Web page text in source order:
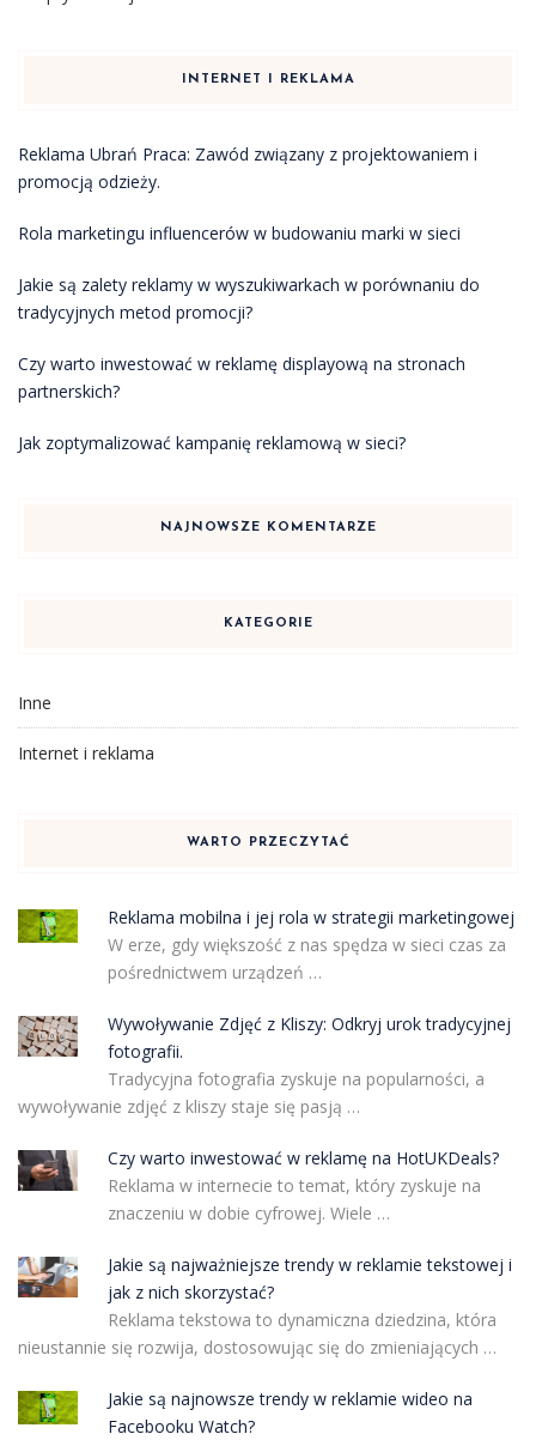
INTERNET I REKLAMA
Reklama Ubrań Praca: Zawód związany z projektowaniem i
promocją odzieży.
Rola marketingu influencerów w budowaniu marki w sieci
Jakie są zalety reklamy w wyszukiwarkach w porównaniu do
tradycyjnych metod promocji?
Czy warto inwestować w reklamę displayową na stronach
partnerskich?
Jak zoptymalizować kampanię reklamową w sieci?
NAJNOWSZE KOMENTARZE
KATEGORIE
Inne
Internet i reklama
WARTO PRZECZYTAĆ
Reklama mobilna i jej rola w strategii marketingowej
W erze, gdy większość z nas spędza w sieci czas za
pośrednictwem urządzeń …
Wywoływanie Zdjęć z Kliszy: Odkryj urok tradycyjnej
fotografii.
Tradycyjna fotografia zyskuje na popularności, a
wywoływanie zdjęć z kliszy staje się pasją …
Czy warto inwestować w reklamę na HotUKDeals?
Reklama w internecie to temat, który zyskuje na
znaczeniu w dobie cyfrowej. Wiele …
Jakie są najważniejsze trendy w reklamie tekstowej i
jak z nich skorzystać?
Reklama tekstowa to dynamiczna dziedzina, która
nieustannie się rozwija, dostosowując się do zmieniających …
Jakie są najnowsze trendy w reklamie wideo na
Facebooku Watch?